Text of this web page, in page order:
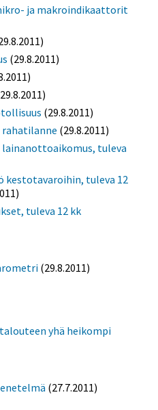
ja makroindikaattorit
(29.8.2011)
(29.8.2011)
(29.8.2011)
tuleva
kestotavaroihin, tuleva 12
tuleva 12 kk
(29.8.2011)
yhä heikompi
(27.7.2011)